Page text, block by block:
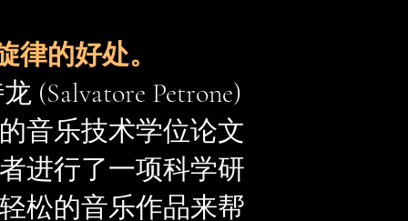
律的好处。
(Salvatore Petrone)
音乐技术学位论文
进行了一项科学研
松的音乐作品来帮